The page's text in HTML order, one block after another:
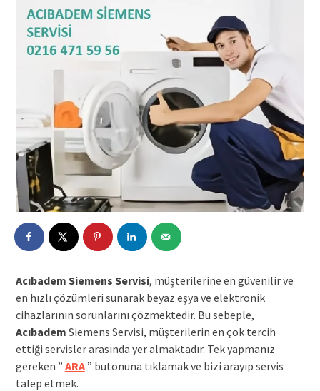
Acıbadem Siemens Servisi, müşterilerine en güvenilir ve
en hızlı çözümleri sunarak beyaz eşya ve elektronik
cihazlarının sorunlarını çözmektedir. Bu sebeple,
Acıbadem Siemens Servisi, müşterilerin en çok tercih
ettiği servisler arasında yer almaktadır. Tek yapmanız
gereken ” ARA” butonuna tıklamak ve bizi arayıp servis
talep etmek.